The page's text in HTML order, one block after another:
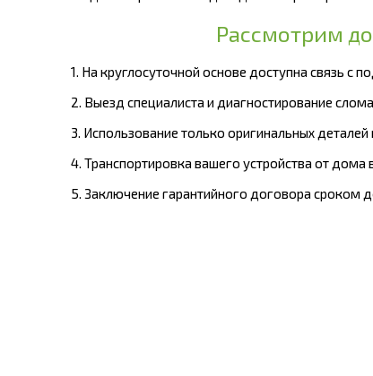
Рассмотрим
1. На круглосуточной основе доступна связь с
2. Выезд специалиста и диагностирование
3. Использование только оригинальных
4. Транспортировка вашего устройства от дома
5. Заключение гарантийного договора сроком